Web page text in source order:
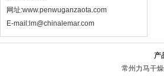
网址:www.penwuganzaota.com
E-mail:lm@chinalemar.com
产
常州力马干